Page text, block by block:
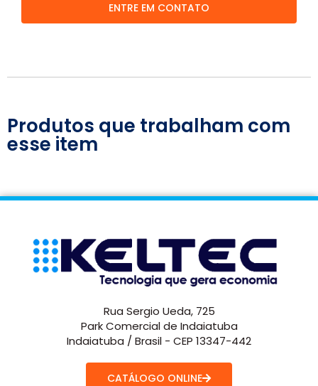
ENTRE EM CONTATO
Produtos que trabalham com
esse item
Rua Sergio Ueda, 725
Park Comercial de Indaiatuba
Indaiatuba / Brasil - CEP 13347-442
CATÁLOGO ONLINE